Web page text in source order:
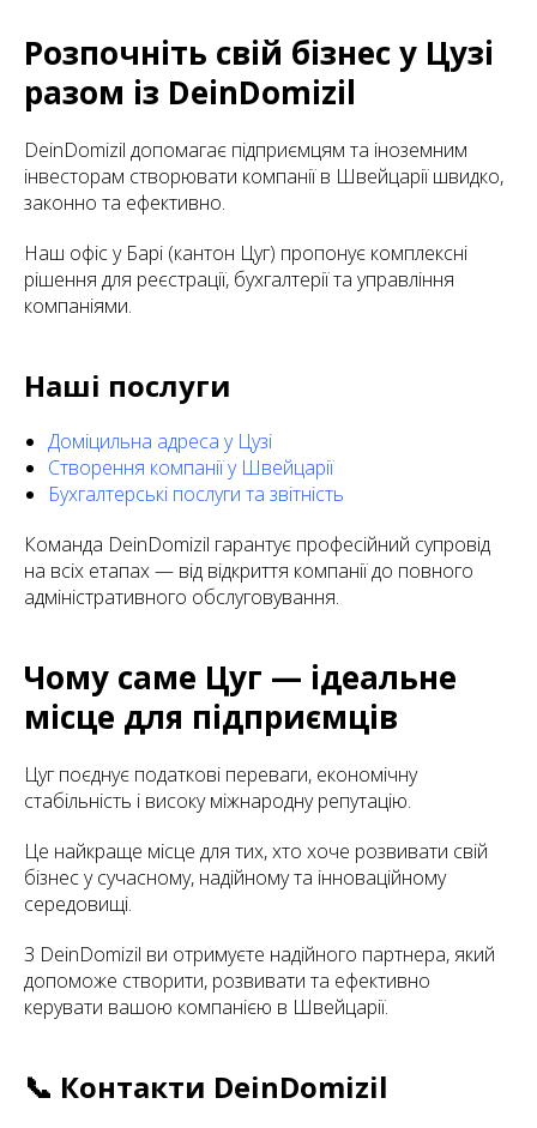
Розпочніть свій бізнес у Цузі
разом із DeinDomizil
DeinDomizil допомагає підприємцям та іноземним
інвесторам створювати компанії в Швейцарії швидко,
законно та ефективно.
Наш офіс у Барі (кантон Цуг) пропонує комплексні
рішення для реєстрації, бухгалтерії та управління
компаніями.
Наші послуги
Доміцильна адреса у Цузі
Створення компанії у Швейцарії
Бухгалтерські послуги та звітність
Команда DeinDomizil гарантує професійний супровід
на всіх етапах — від відкриття компанії до повного
адміністративного обслуговування.
Чому саме Цуг — ідеальне
місце для підприємців
Цуг поєднує податкові переваги, економічну
стабільність і високу міжнародну репутацію.
Це найкраще місце для тих, хто хоче розвивати свій
бізнес у сучасному, надійному та інноваційному
середовищі.
З DeinDomizil ви отримуєте надійного партнера, який
допоможе створити, розвивати та ефективно
керувати вашою компанією в Швейцарії.
📞 Контакти DeinDomizil